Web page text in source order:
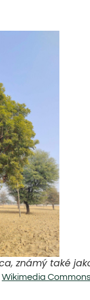
známý také
Wikimedia